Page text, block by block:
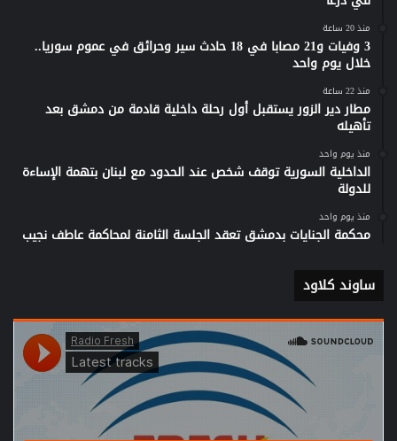
منذ 20 ساعة
3 وفيات و21 مصابا في 18 حادث سير وحرائق في عموم سوريا..
خلال يوم واحد
منذ 22 ساعة
مطار دير الزور يستقبل أول رحلة داخلية قادمة من دمشق بعد
تأهيله
منذ يوم واحد
الداخلية السورية توقف شخص عند الحدود مع لبنان بتهمة الإساءة
للدولة
منذ يوم واحد
محكمة الجنايات بدمشق تعقد الجلسة الثامنة لمحاكمة عاطف نجيب
ساوند كلاود